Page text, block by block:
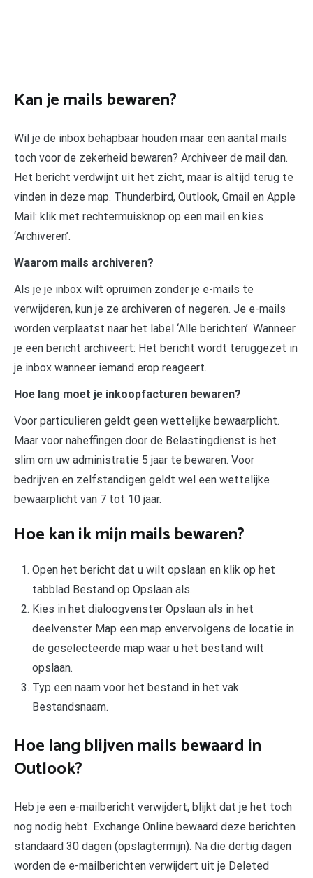
Kan je mails bewaren?
Wil je de inbox behapbaar houden maar een aantal mails
toch voor de zekerheid bewaren? Archiveer de mail dan.
Het bericht verdwijnt uit het zicht, maar is altijd terug te
vinden in deze map. Thunderbird, Outlook, Gmail en Apple
Mail: klik met rechtermuisknop op een mail en kies
‘Archiveren’.
Waarom mails archiveren?
Als je je inbox wilt opruimen zonder je e-mails te
verwijderen, kun je ze archiveren of negeren. Je e-mails
worden verplaatst naar het label ‘Alle berichten’. Wanneer
je een bericht archiveert: Het bericht wordt teruggezet in
je inbox wanneer iemand erop reageert.
Hoe lang moet je inkoopfacturen bewaren?
Voor particulieren geldt geen wettelijke bewaarplicht.
Maar voor naheffingen door de Belastingdienst is het
slim om uw administratie 5 jaar te bewaren. Voor
bedrijven en zelfstandigen geldt wel een wettelijke
bewaarplicht van 7 tot 10 jaar.
Hoe kan ik mijn mails bewaren?
Open het bericht dat u wilt opslaan en klik op het
tabblad Bestand op Opslaan als.
Kies in het dialoogvenster Opslaan als in het
deelvenster Map een map envervolgens de locatie in
de geselecteerde map waar u het bestand wilt
opslaan.
Typ een naam voor het bestand in het vak
Bestandsnaam.
Hoe lang blijven mails bewaard in
Outlook?
Heb je een e-mailbericht verwijdert, blijkt dat je het toch
nog nodig hebt. Exchange Online bewaard deze berichten
standaard 30 dagen (opslagtermijn). Na die dertig dagen
worden de e-mailberichten verwijdert uit je Deleted